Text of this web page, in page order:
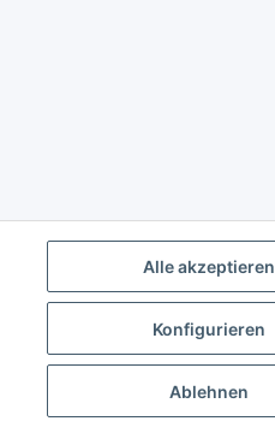
Alle akzeptieren
Konfigurieren
Ablehnen